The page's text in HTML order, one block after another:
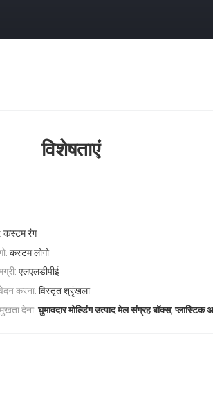
विशेषताएं
कस्टम रंग
कस्टम लोगो
एलएलडीपीई
करना: विस्तृत श्रृंखला
देना: घुमावदार मोल्डिंग उत्पाद मेल संग्रह बॉक्स,प्लास्टिक